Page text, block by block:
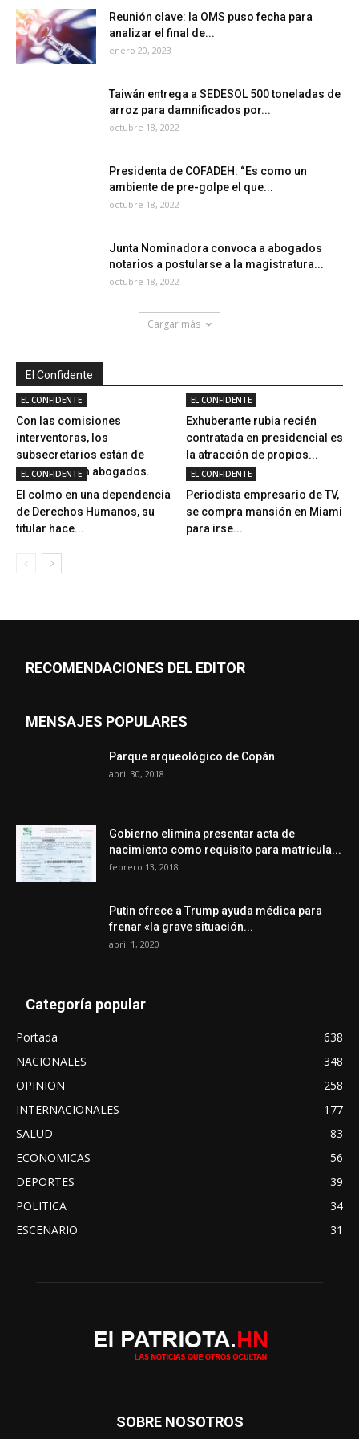
Reunión clave: la OMS puso fecha para
analizar el final de...
enero 20, 2023
Taiwán entrega a SEDESOL 500 toneladas de
arroz para damnificados por...
octubre 18, 2022
Presidenta de COFADEH: “Es como un
ambiente de pre-golpe el que...
octubre 18, 2022
Junta Nominadora convoca a abogados
notarios a postularse a la magistratura...
octubre 18, 2022
Cargar más
El Confidente
EL CONFIDENTE
Con las comisiones
interventoras, los
subsecretarios están de
adorno, dicen abogados.
EL CONFIDENTE
Exhuberante rubia recién
contratada en presidencial es
la atracción de propios...
EL CONFIDENTE
El colmo en una dependencia
de Derechos Humanos, su
titular hace...
EL CONFIDENTE
Periodista empresario de TV,
se compra mansión en Miami
para irse...
RECOMENDACIONES DEL EDITOR
MENSAJES POPULARES
Parque arqueológico de Copán
abril 30, 2018
Gobierno elimina presentar acta de
nacimiento como requisito para matrícula...
febrero 13, 2018
Putin ofrece a Trump ayuda médica para
frenar «la grave situación...
abril 1, 2020
Categoría popular
Portada
638
NACIONALES
348
OPINION
258
INTERNACIONALES
177
SALUD
83
ECONOMICAS
56
DEPORTES
39
POLITICA
34
ESCENARIO
31
SOBRE NOSOTROS